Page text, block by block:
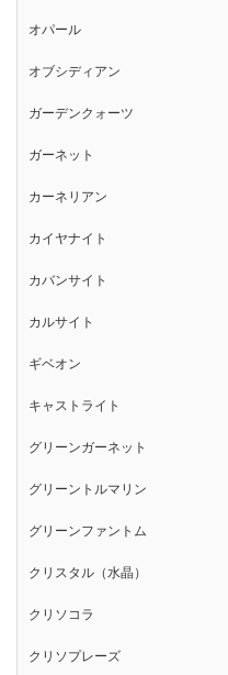
オパール
オブシディアン
ガーデンクォーツ
ガーネット
カーネリアン
カイヤナイト
カバンサイト
カルサイト
ギベオン
キャストライト
グリーンガーネット
グリーントルマリン
グリーンファントム
クリスタル（水晶）
クリソコラ
クリソプレーズ